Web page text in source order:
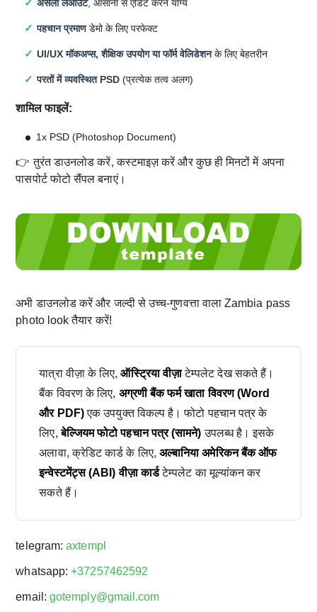
असली लेआउट, आसानी से एडिट करने योग्य
पहचान प्रमाणडेमो के लिए परफेक्ट
UI/UX मॉकअप्स, शैक्षिक उपयोग या फॉर्म वेलिडेशनके लिए बेहतरीन
परतों में व्यवस्थित PSD (प्रत्येक तत्व अलग)
शामिल फाइलें:
1x PSD (Photoshop Document)
👉 तुरंत डाउनलोड करें, कस्टमाइज़ करें और कुछ ही मिनटों में अपना
पासपोर्ट फोटो सैंपल बनाएं।
अभी डाउनलोड करें और जल्दी से उच्च-गुणवत्ता वाला Zambia pass
photo look तैयार करें!
यात्रा वीज़ा के लिए,ऑस्ट्रिया वीज़ाटेम्पलेट देख सकते हैं।
बैंक विवरण के लिए, अग्रणी बैंक फर्म खाता विवरण (Word
और PDF)एक उपयुक्त विकल्प है। फोटो पहचान पत्र के
लिए,बेल्जियम फोटो पहचान पत्र (सामने) उपलब्ध है। इसके
अलावा, क्रेडिट कार्ड के लिए, अल्बानिया अमेरिकन बैंक ऑफ
इन्वेस्टमेंट्स (ABI) वीज़ा कार्डटेम्पलेट का मूल्यांकन कर
सकते हैं।
telegram:axtempl
whatsapp:+37257462592
email: gotemply@gmail.com